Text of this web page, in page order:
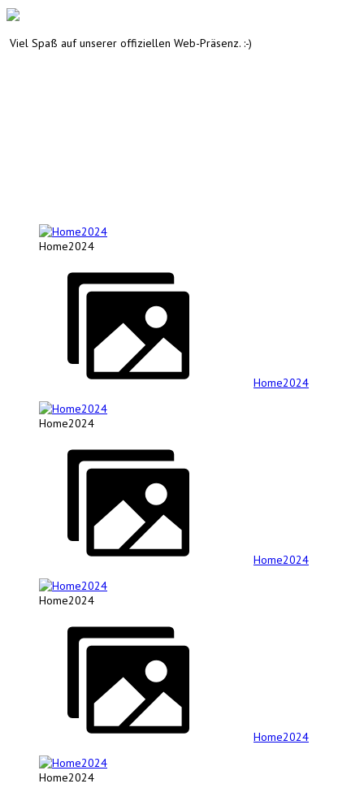
Viel Spaß auf unserer offiziellen Web-Präsenz. :-)
Home2024
Home2024
Home2024
Home2024
Home2024
Home2024
Home2024